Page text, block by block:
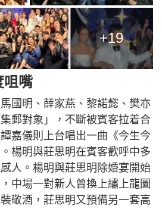
+19
咀嘴
國明、薛家燕、黎諾懿、樊亦
郵對象」，不斷被賓客拉着合
嘉儀則上台唱出一曲《今生今
楊明與莊思明在賓客歡呼中多
人。楊明與莊思明除婚宴開始
中場一對新人曾換上繡上龍圖
敬酒，莊思明又預備另一套高